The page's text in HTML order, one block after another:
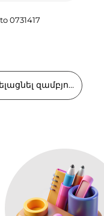
0731417
զամբյուղում